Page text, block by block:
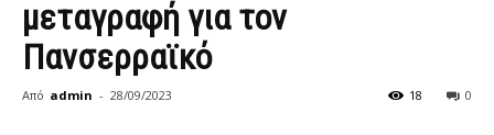
μεταγραφή για τον
Πανσερραϊκό
Από admin - 28/09/2023 0
18